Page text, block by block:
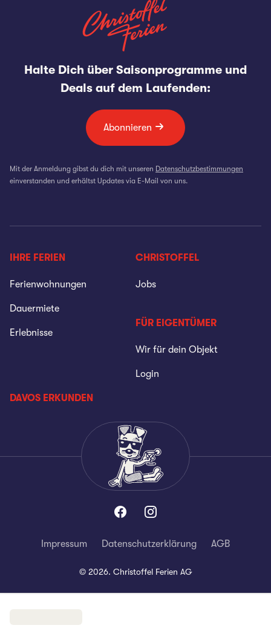
Halte Dich über Saisonprogramme und
Deals auf dem Laufenden:
Abonnieren
Mit der Anmeldung gibst du dich mit unseren Datenschutzbestimmungen
einverstanden und erhältst Updates via E-Mail von uns.
IHRE FERIEN
Ferienwohnungen
Dauermiete
Erlebnisse
CHRISTOFFEL
Jobs
FÜR EIGENTÜMER
Wir für dein Objekt
Login
DAVOS ERKUNDEN
Impressum Datenschutzerklärung AGB
© 2026. Christoffel Ferien AG